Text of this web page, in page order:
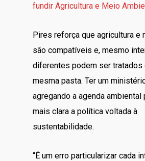
fundir Agricultura e Meio
Pires reforça que agricultura e
são compatíveis e, mesmo
diferentes podem ser tratados
mesma pasta. Ter um
agregando a agenda ambiental
mais clara a política voltada à
sustentabilidade.
“É um erro particularizar cada